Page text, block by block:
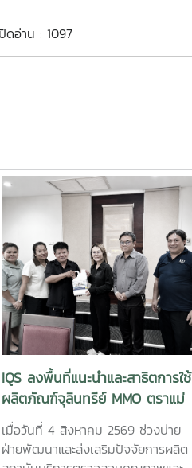
ดอ่าน : 1097
IQS ลงพื้นที่แนะนำและสาธิตการใช้
ผลิตภัณฑ์จุลินทรีย์ MMO ตราแม่
โจ้ กรีน ส่งเสริมการจัดการสิ่ง
แวดล้อมสำหรับธุรกิจโรงแรม
เมื่อวันที่ 4 สิงหาคม 2569 ช่วงบ่าย
ฝ่ายพัฒนาและส่งเสริมปัจจัยการผลิต